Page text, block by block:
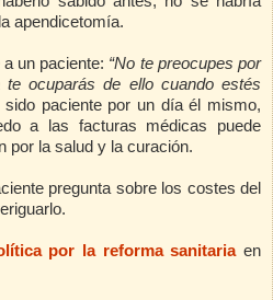
apendicetomía.
un paciente: “No te preocupes por
ocuparás de ello cuando estés
sido paciente por un día él mismo,
a las facturas médicas puede
por la salud y la curación.
pregunta sobre los costes del
por la reforma sanitariaen